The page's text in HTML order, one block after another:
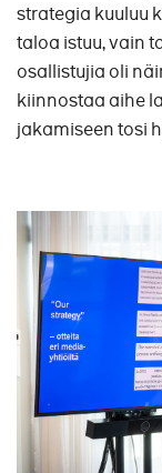
strategia kuuluu
taloa istuu, vain
osallistujia oli
kiinnostaa aihe
jakamiseen tosi